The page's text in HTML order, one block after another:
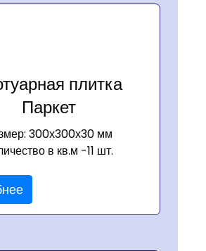
плитка
Паркет
300х300х30 мм
в кв.м -11 шт.